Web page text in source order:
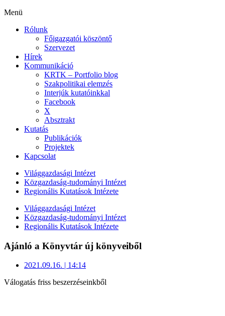
Menü
Rólunk
Főigazgatói köszöntő
Szervezet
Hírek
Kommunikáció
KRTK – Portfolio blog
Szakpolitikai elemzés
Interjúk kutatóinkkal
Facebook
X
Absztrakt
Kutatás
Publikációk
Projektek
Kapcsolat
Világgazdasági Intézet
Közgazdaság-tudományi Intézet
Regionális Kutatások Intézete
Világgazdasági Intézet
Közgazdaság-tudományi Intézet
Regionális Kutatások Intézete
Ajánló a Könyvtár új könyveiből
2021.09.16. | 14:14
Válogatás friss beszerzéseinkből